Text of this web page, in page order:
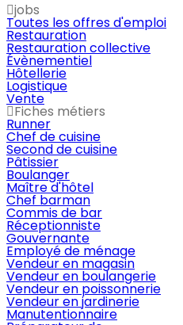
jobs
Toutes les offres d'emploi
Restauration
Restauration collective
Évènementiel
Hôtellerie
Logistique
Vente
Fiches métiers
Runner
Chef de cuisine
Second de cuisine
Pâtissier
Boulanger
Maître d'hôtel
Chef barman
Commis de bar
Réceptionniste
Gouvernante
Employé de ménage
Vendeur en magasin
Vendeur en boulangerie
Vendeur en poissonnerie
Vendeur en jardinerie
Manutentionnaire